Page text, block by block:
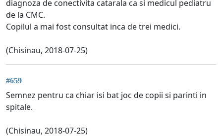
diagnoza de conectivita catarala ca si medicul pediatru
de la CMC.
Copilul a mai fost consultat inca de trei medici.
(Chisinau, 2018-07-25)
#659
Semnez pentru ca chiar isi bat joc de copii si parinti in
spitale.
(Chisinau, 2018-07-25)